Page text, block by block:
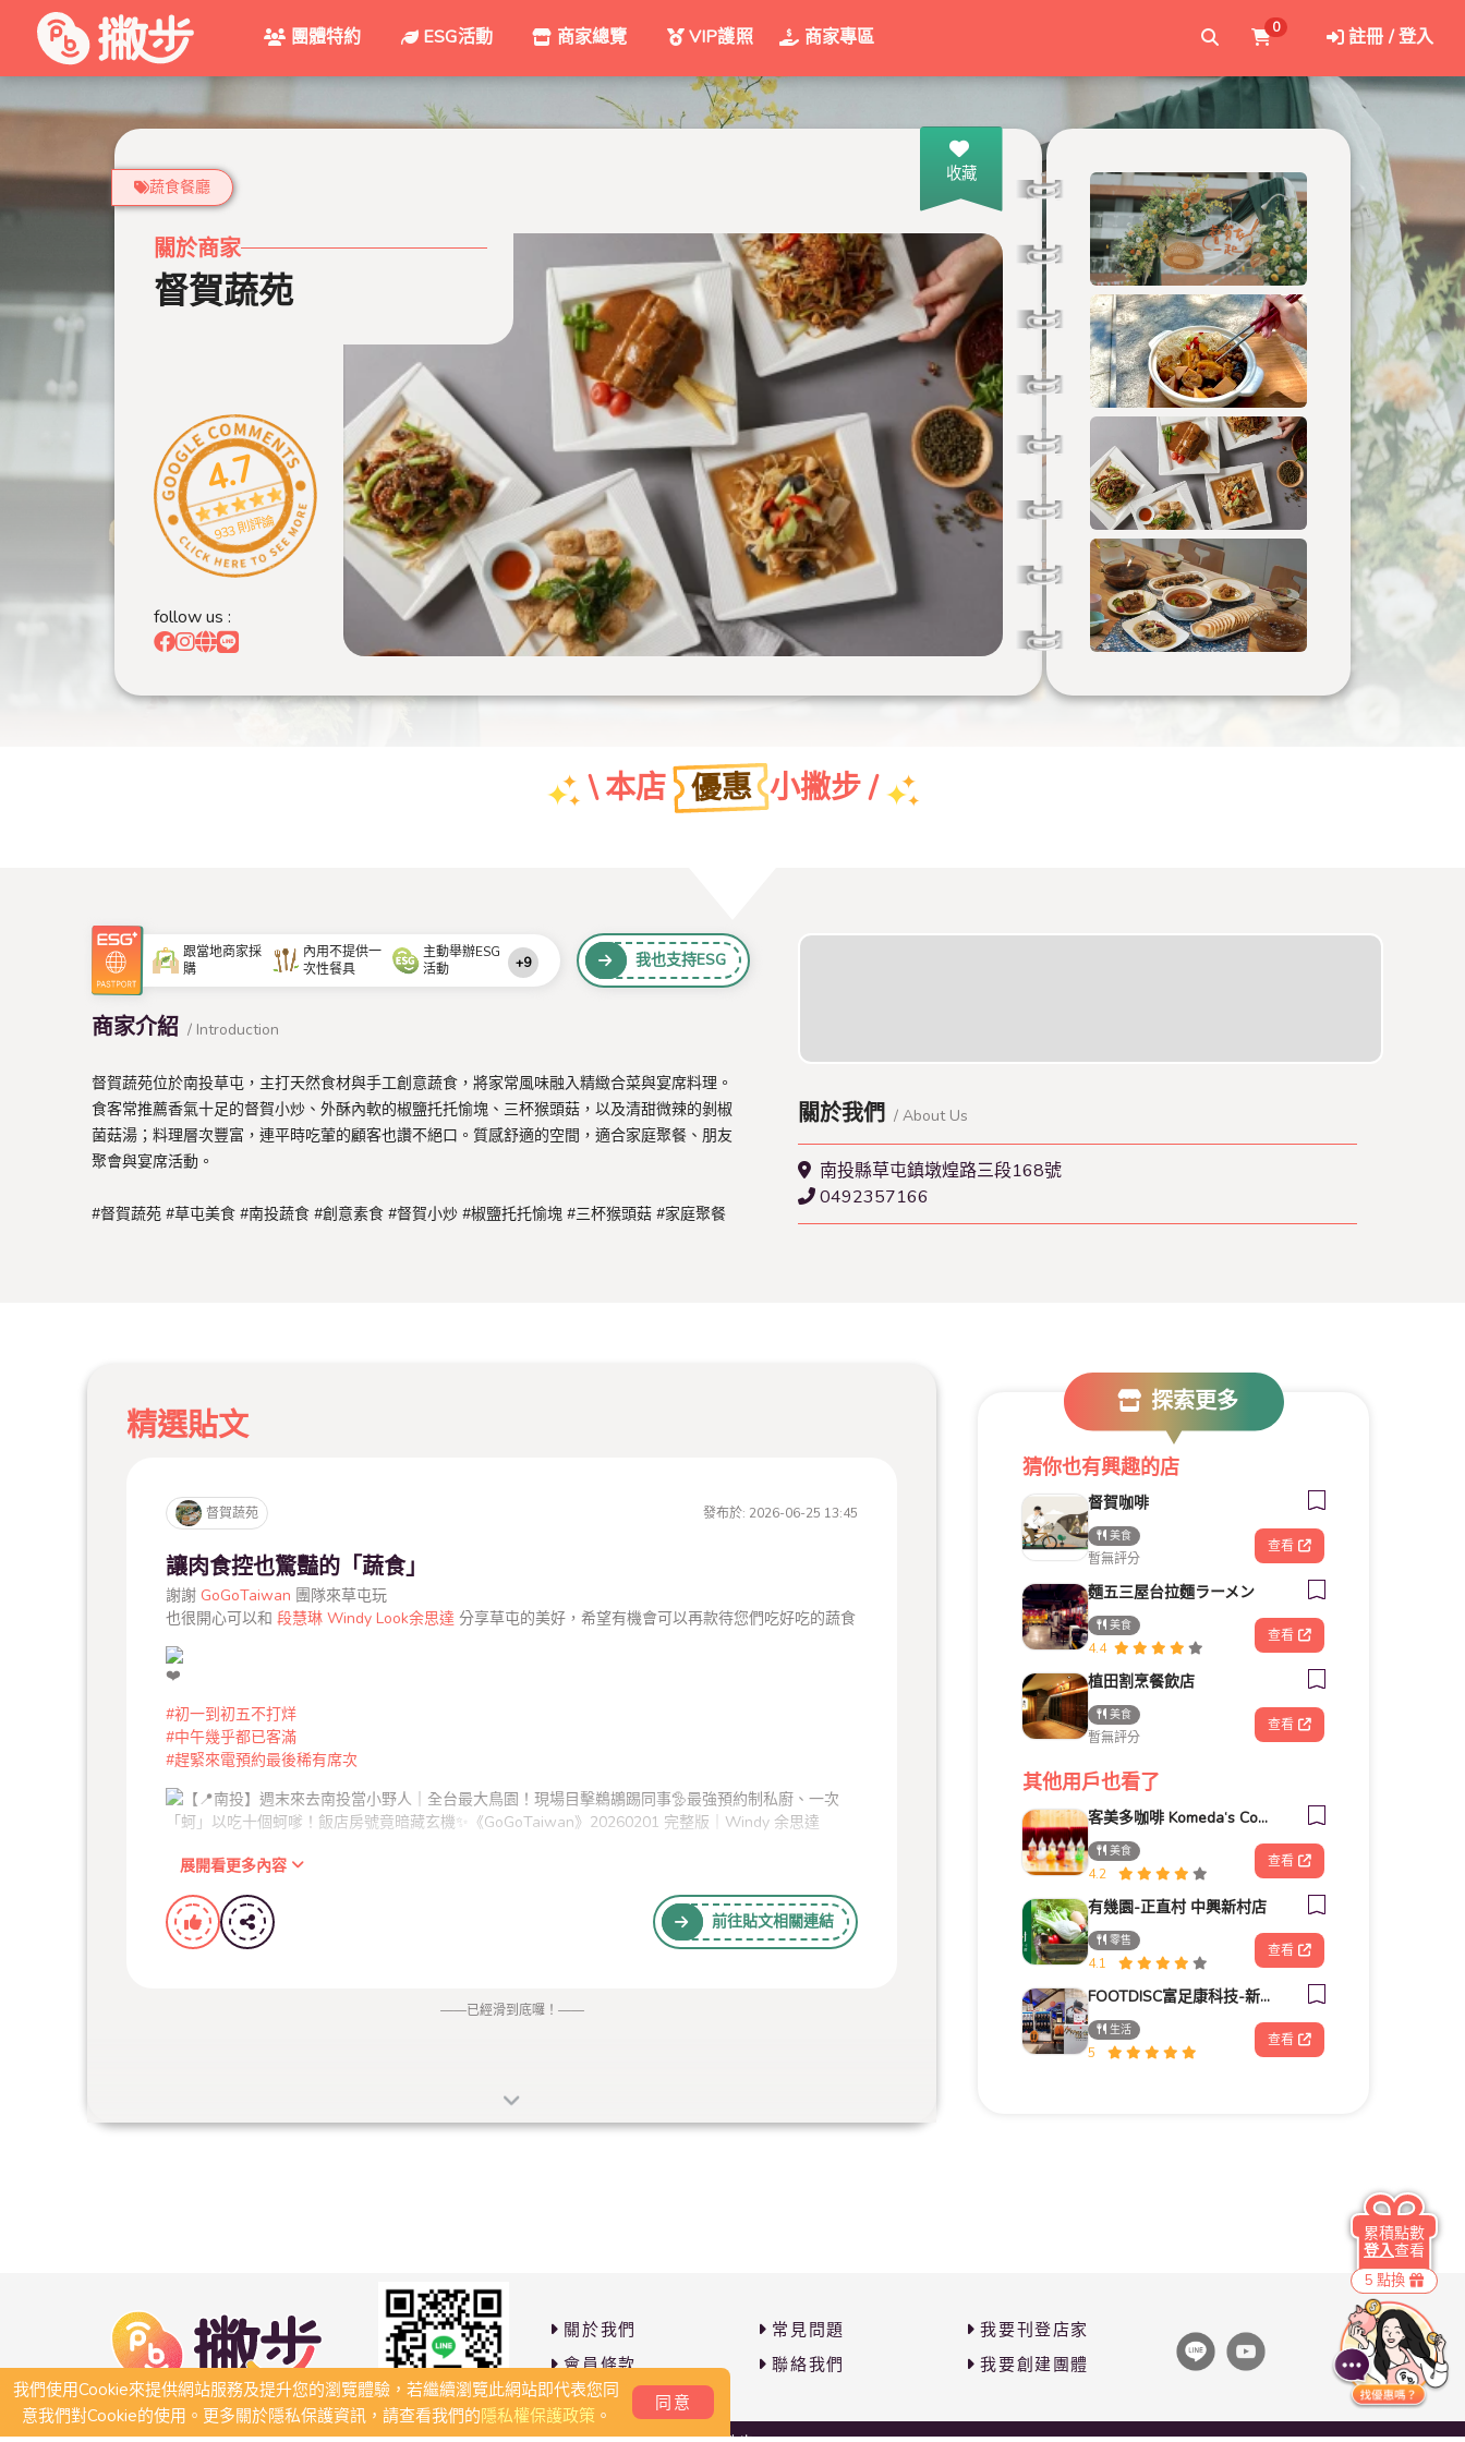
團體特約 ESG活動 商家總覽 VIP護照 商家專區 0 註冊 / 登入
收藏
蔬食餐廳
關於商家
督賀蔬苑
4.7
933 則評論
follow us :
\ 本店 優惠 小撇步 /
查看更多活動資訊
跟當地商家採
購
內用不提供一
次性餐具
主動舉辦ESG
活動
+9 我也支持ESG
商家介紹 / Introduction
督賀蔬苑位於南投草屯，主打天然食材與手工創意蔬食，將家常風味融入精緻合菜與宴席料理。
食客常推薦香氣十足的督賀小炒、外酥內軟的椒鹽托托愉塊、三杯猴頭菇，以及清甜微辣的剝椒
菌菇湯；料理層次豐富，連平時吃葷的顧客也讚不絕口。質感舒適的空間，適合家庭聚餐、朋友
聚會與宴席活動。
#督賀蔬苑 #草屯美食 #南投蔬食 #創意素食 #督賀小炒 #椒鹽托托愉塊 #三杯猴頭菇 #家庭聚餐
關於我們 / About Us
南投縣草屯鎮墩煌路三段168號
0492357166
精選貼文
督賀蔬苑 發布於: 2026-06-25 13:45
讓肉食控也驚豔的「蔬食」
謝謝 GoGoTaiwan 團隊來草屯玩
也很開心可以和 段慧琳 Windy Look余思達 分享草屯的美好，希望有機會可以再款待您們吃好吃的蔬食
#初一到初五不打烊
#中午幾乎都已客滿
#趕緊來電預約最後稀有席次
展開看更多內容
前往貼文相關連結
——已經滑到底囉！ ——
探索更多
猜你也有興趣的店
督賀咖啡
美食
暫無評分
查看
麵五三屋台拉麵ラーメン
美食
4.4
查看
植田割烹餐飲店
美食
暫無評分
查看
其他用戶也看了
客美多咖啡 Komeda‘s Coffee - 台南小北店
美食
4.2
查看
有幾園-正直村 中興新村店
零售
4.1
查看
FOOTDISC富足康科技-新光三越-桃園站前店
生活
5
查看
關於我們
會員條款
常見問題
聯絡我們
我要刊登店家
我要創建團體
我們使用Cookie來提供網站服務及提升您的瀏覽體驗，若繼續瀏覽此網站即代表您同
意我們對Cookie的使用。更多關於隱私保護資訊，請查看我們的隱私權保護政策。
同意
5 點換
累積點數
登入查看